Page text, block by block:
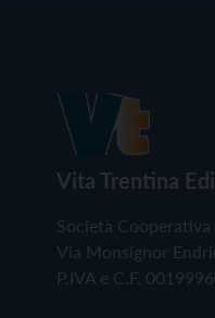
Vita Trentina
Società Cooperativa
Via Monsignor
P.IVA e C.F.